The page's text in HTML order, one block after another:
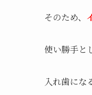
そのため、
使い勝手と
入れ歯にな